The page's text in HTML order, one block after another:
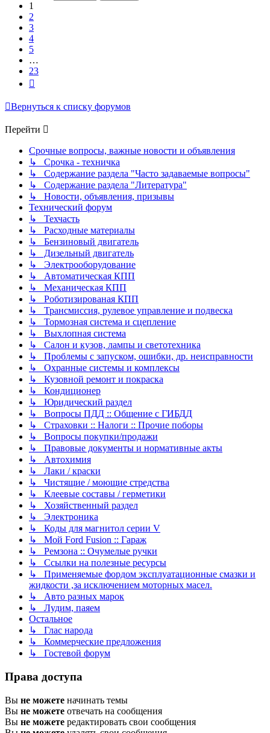
1
2
3
4
5
…
23
Вернуться к списку форумов
Перейти
Срочные вопросы, важные новости и объявления
↳ Срочка - техничка
↳ Содержание раздела "Часто задаваемые вопросы"
↳ Содержание раздела "Литература"
↳ Новости, объявления, призывы
Технический форум
↳ Техчасть
↳ Расходные материалы
↳ Бензиновый двигатель
↳ Дизельный двигатель
↳ Электрооборудование
↳ Автоматическая КПП
↳ Механическая КПП
↳ Роботизированая КПП
↳ Трансмиссия, рулевое управление и подвеска
↳ Тормозная система и сцепление
↳ Выхлопная система
↳ Салон и кузов, лампы и светотехника
↳ Проблемы с запуском, ошибки, др. неисправности
↳ Охранные системы и комплексы
↳ Кузовной ремонт и покраска
↳ Кондиционер
↳ Юридический раздел
↳ Вопросы ПДД :: Общение с ГИБДД
↳ Страховки :: Налоги :: Прочие поборы
↳ Вопросы покупки/продажи
↳ Правовые документы и нормативные акты
↳ Автохимия
↳ Лаки / краски
↳ Чистящие / моющие стредства
↳ Клеевые составы / герметики
↳ Хозяйственный раздел
↳ Электроника
↳ Коды для магнитол серии V
↳ Мой Ford Fusion :: Гараж
↳ Ремзона :: Очумелые ручки
↳ Ссылки на полезные ресурсы
↳ Применяемые фордом эксплуатационные смазки и
жидкости ,за исключением моторных масел.
↳ Авто разных марок
↳ Лудим, паяем
Остальное
↳ Глас народа
↳ Коммерческие предложения
↳ Гостевой форум
Права доступа
Вы не можете начинать темы
Вы не можете отвечать на сообщения
Вы не можете редактировать свои сообщения